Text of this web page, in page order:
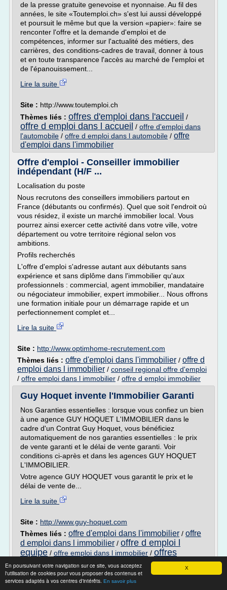
X
En poursuivant votre navigation sur ce site, vous acceptez
l'utilisation de cookies pour vous proposer des contenus et
services adaptés à vos centres d'intérêts. En savoir plus
de la presse gratuite genevoise et nyonnaise. Au fil des
années, le site «Toutemploi.ch» s'est lui aussi développé
et poursuit le même but que la version «papier»: faire se
renconter l'offre et la demande d'emploi et de
compétences, informer sur l'actualité des métiers, des
carrières, des conditions-cadres de travail, donner à tous
et en toute transparence l'accès au marché de l'emploi et
de l'épanouissement...
Lire la suite
Site : http://www.toutemploi.ch
Thèmes liés : offres d'emploi dans l'accueil /
offre d emploi dans l accueil / offre d'emploi dans
l'automobile / offre d emploi dans l automobile / offre
d'emploi dans l'immobilier
Offre d'emploi - Conseiller immobilier
indépendant (H/F ...
Localisation du poste
Nous recrutons des conseillers immobiliers partout en
France (débutants ou confirmés). Quel que soit l'endroit où
vous résidez, il existe un marché immobilier local. Vous
pourrez ainsi exercer cette activité dans votre ville, votre
département ou votre territoire régional selon vos
ambitions.
Profils recherchés
L'offre d'emploi s'adresse autant aux débutants sans
expérience et sans diplôme dans l'immobilier qu'aux
professionnels : commercial, agent immobilier, mandataire
ou négociateur immobilier, expert immobilier... Nous offrons
une formation initiale pour un démarrage rapide et un
perfectionnement complet et...
Lire la suite
Site : http://www.optimhome-recrutement.com
Thèmes liés : offre d'emploi dans l'immobilier / offre d
emploi dans l immobilier / conseil regional offre d'emploi
/ offre emploi dans l immobilier / offre d emploi immobilier
Guy Hoquet invente l'Immobilier Garanti
Nos Garanties essentielles : lorsque vous confiez un bien
à une agence GUY HOQUET L'IMMOBILIER dans le
cadre d'un Contrat Guy Hoquet, vous bénéficiez
automatiquement de nos garanties essentielles : le prix
de vente garanti et le délai de vente garanti. Voir
conditions ci-après et dans les agences GUY HOQUET
L'IMMOBILIER.
Votre agence GUY HOQUET vous garantit le prix et le
délai de vente de...
Lire la suite
Site : http://www.guy-hoquet.com
Thèmes liés : offre d'emploi dans l'immobilier / offre
d emploi dans l immobilier / offre d emploi l
equipe / offre emploi dans l immobilier / offres
d'emploi dans l'accueil
Devenir agent immobilier sans diplome -